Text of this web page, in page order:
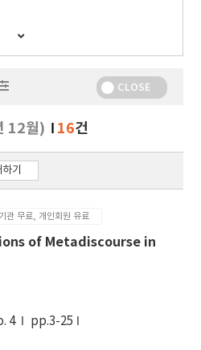
간
행
보
기
CLOSE
12월) 16건
기
관 무료, 개인회원 유료
of Metadiscourse in
4
pp.3-25